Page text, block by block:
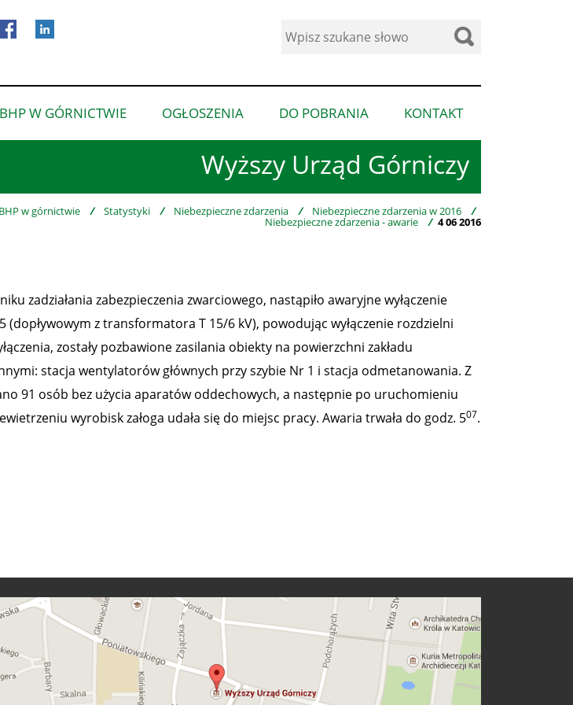
Wyższy Urząd Górniczy
Wyszukaj
BHP W GÓRNICTWIE
pokaż
podmenu
w
OGŁOSZENIA
pokaż
podmenu
dla
“Ogłoszenia”
DO POBRANIA
pokaż
podmenu
dla
pobrania”
KONTAKT
podmenu
BHP w górnictwie / Statystyki / Niebezpieczne zdarzenia / Niebezpieczne zdarzenia w 2016 /
Niebezpieczne zdarzenia - awarie / 4 06 2016
zadziałania zabezpieczenia zwarciowego, nastąpiło awaryjne wyłączenie
(dopływowym z transformatora T 15/6 kV), powodując wyłączenie rozdzielni
zostały pozbawione zasilania obiekty na powierzchni zakładu
stacja wentylatorów głównych przy szybie Nr 1 i stacja odmetanowania. Z
91 osób bez użycia aparatów oddechowych, a następnie po uruchomieniu
wyrobisk załoga udała się do miejsc pracy. Awaria trwała do godz. 507.